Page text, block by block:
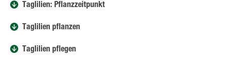
Taglilien: Pflanzzeitpunkt
Taglilien pflanzen
Taglilien pflegen